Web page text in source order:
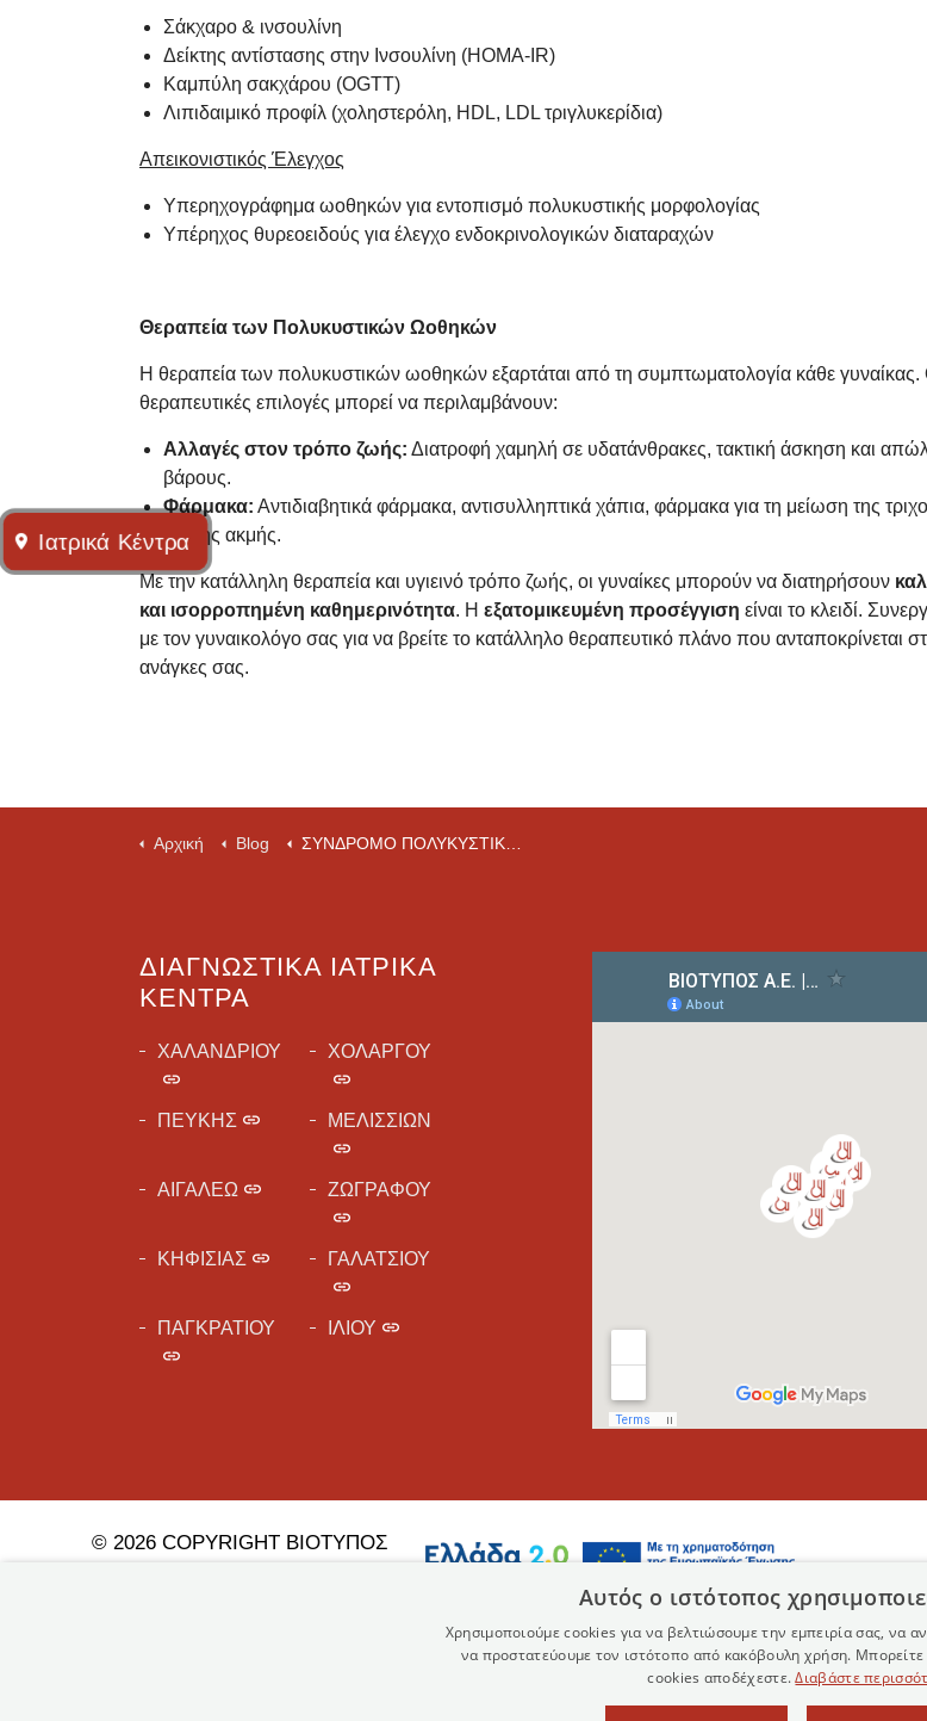
Σάκχαρο & ινσουλίνη
Δείκτης αντίστασης στην Ινσουλίνη (HOMA-IR)
Καμπύλη σακχάρου (OGTT)
Λιπιδαιμικό προφίλ (χοληστερόλη, HDL, LDL τριγλυκερίδια)
Απεικονιστικός Έλεγχος
Υπερηχογράφημα ωοθηκών για εντοπισμό πολυκυστικής μορφολογίας
Υπέρηχος θυρεοειδούς για έλεγχο ενδοκρινολογικών διαταραχών
Θεραπεία των Πολυκυστικών Ωοθηκών
Η θεραπεία των πολυκυστικών ωοθηκών εξαρτάται από τη συμπτωματολογία κάθε γυναίκας.
θεραπευτικές επιλογές μπορεί να περιλαμβάνουν:
Αλλαγές στον τρόπο ζωής: Διατροφή χαμηλή σε υδατάνθρακες, τακτική άσκηση και
βάρους.
Φάρμακα: Αντιδιαβητικά φάρμακα, αντισυλληπτικά χάπια, φάρμακα για τη μείωση της
και της ακμής.
Με την κατάλληλη θεραπεία και υγιεινό τρόπο ζωής, οι γυναίκες μπορούν να διατηρήσουν
και ισορροπημένη καθημερινότητα. Η εξατομικευμένη προσέγγιση είναι το κλειδί.
με τον γυναικολόγο σας για να βρείτε το κατάλληλο θεραπευτικό πλάνο που ανταποκρίνεται
ανάγκες σας.
Αρχική Blog ΣΥΝΔΡΟΜΟ ΠΟΛΥΚΥΣΤΙΚΩΝ ΩΟΘΗΚΩΝ
ΔΙΑΓΝΩΣΤΙΚΆ ΙΑΤΡΙΚΆ
ΚΈΝΤΡΑ
ΧΑΛΑΝΔΡΙΟΥ ΧΟΛΑΡΓΟΥ
ΠΕΥΚΗΣ ΜΕΛΙΣΣΙΩΝ
ΑΙΓΑΛΕΩ ΖΩΓΡΑΦΟΥ
ΚΗΦΙΣΙΑΣ ΓΑΛΑΤΣΙΟΥ
ΠΑΓΚΡΑΤΙΟΥ ΙΛΙΟΥ
© 2026 COPYRIGHT ΒΙΟΤΥΠΟΣ
Ιατρικά Kέντρα
Αυτός ο ιστότοπος
Χρησιμοποιούμε cookies για να βελτιώσουμε την εμπειρία σας, να
να προστατεύουμε τον ιστότοπο από κακόβουλη χρήση. Μπορείτε
cookies αποδέχεστε.Διαβάστε